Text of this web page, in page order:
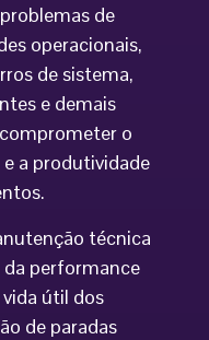
de
operacionais,
de sistema,
e demais
o
a produtividade
técnica
performance
útil dos
de paradas